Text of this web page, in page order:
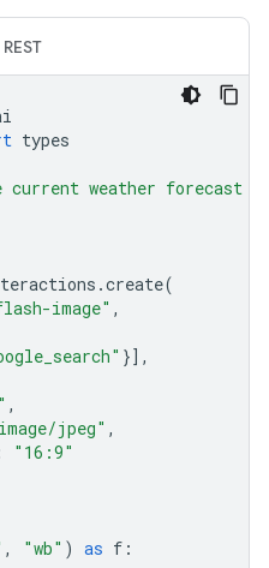
REST
types
weather forecast
.create(
image" ,
}],
,
jpeg" ,
"16:9"
, "wb" ) as f :